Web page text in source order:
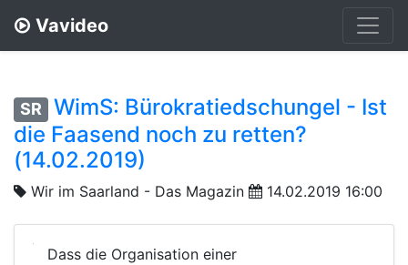
Vavideo
SR
WimS: Bürokratiedschungel - Ist
die Faasend noch zu retten?
(14.02.2019)
Wir im Saarland - Das Magazin 14.02.2019 16:00
Dass die Organisation einer